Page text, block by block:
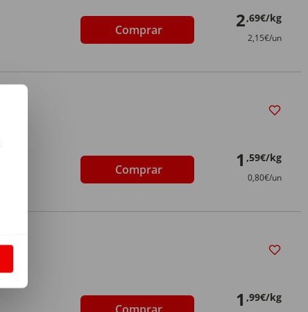
Comprar 2,69€/kg
2,15€/un
Comprar 1 ,59€/kg
0,80€/un
1 ,99€/kg